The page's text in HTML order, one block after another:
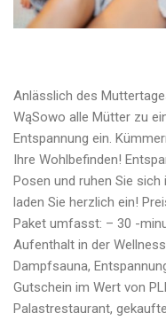
Anlässlich des
WąSowo alle Mütter zu
Entspannung ein.
Ihre Wohlbefinden!
Posen und ruhen Sie
laden Sie herzlich ein!
Paket umfasst: – 30 -
Aufenthalt in der
Dampfsauna,
Gutschein im Wert von
Palastrestaurant,